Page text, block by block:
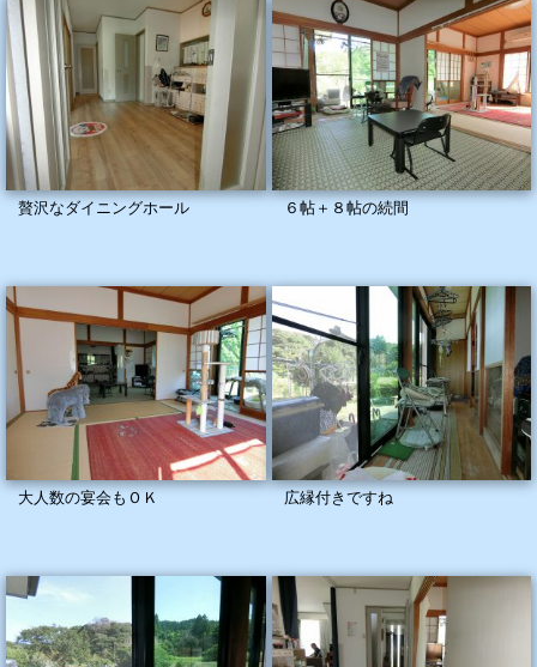
贅沢なダイニングホール ６帖＋８帖の続間
大人数の宴会もＯＫ 広縁付きですね